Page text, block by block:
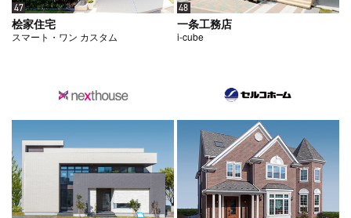
47
桧家住宅
スマート・ワン カスタム
48
一条工務店
i-cube